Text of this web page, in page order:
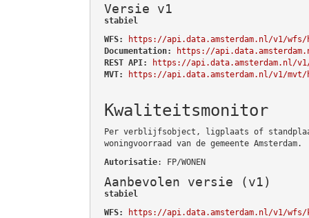
Versie v1
stabiel
WFS:
https://api.data.amsterdam.nl/v1/
Documentation:
https://
REST API:
https://api.data.amsterdam.nl/
MVT:
https://api.data.amsterdam.nl/v1/
Kwaliteitsmonitor
Per verblijfsobject, ligplaats of
woningvoorraad van de gemeente Amsterdam.
Autorisatie: FP/WONEN
Aanbevolen versie (v1)
stabiel
WFS:
https://api.data.amsterdam.nl/v1/